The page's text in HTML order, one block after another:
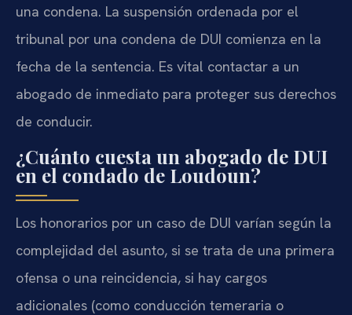
una condena. La suspensión ordenada por el
tribunal por una condena de DUI comienza en la
fecha de la sentencia. Es vital contactar a un
abogado de inmediato para proteger sus derechos
de conducir.
¿Cuánto cuesta un abogado de DUI
en el condado de Loudoun?
Los honorarios por un caso de DUI varían según la
complejidad del asunto, si se trata de una primera
ofensa o una reincidencia, si hay cargos
adicionales (como conducción temeraria o